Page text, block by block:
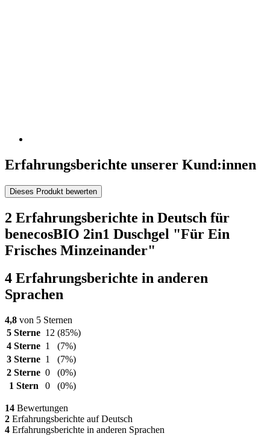
Erfahrungsberichte unserer Kund:innen
Dieses Produkt bewerten
2 Erfahrungsberichte in Deutsch für
benecosBIO 2in1 Duschgel "Für Ein
Frisches Minzeinander"
4 Erfahrungsberichte in anderen
Sprachen
4,8 von 5 Sternen
5 Sterne 12 (85%)
4 Sterne 1
(7%)
3 Sterne 1
(7%)
2 Sterne 0
(0%)
1 Stern
0 (0%)
14 Bewertungen
2 Erfahrungsberichte auf Deutsch
4 Erfahrungsberichte in anderen Sprachen